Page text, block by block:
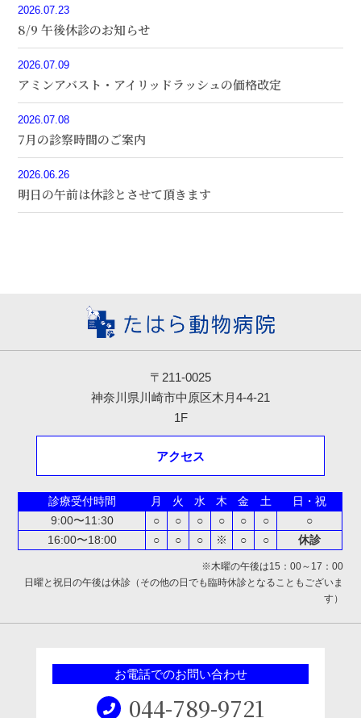
2026.07.23
8/9 午後休診のお知らせ
2026.07.09
アミンアバスト・アイリッドラッシュの価格改定
2026.07.08
7月の診察時間のご案内
2026.06.26
明日の午前は休診とさせて頂きます
〒211-0025
神奈川県川崎市中原区木月4-4-21
1F
アクセス
診療受付時間 月 火 水 木 金 土
日・祝
9:00〜11:30
○ ○ ○ ○ ○ ○
○
16:00〜18:00
○ ○ ○ ※ ○ ○ 休診
※木曜の午後は15：00～17：00
日曜と祝日の午後は休診（その他の日でも臨時休診となることもございま
す）
お電話でのお問い合わせ
044-789-9721